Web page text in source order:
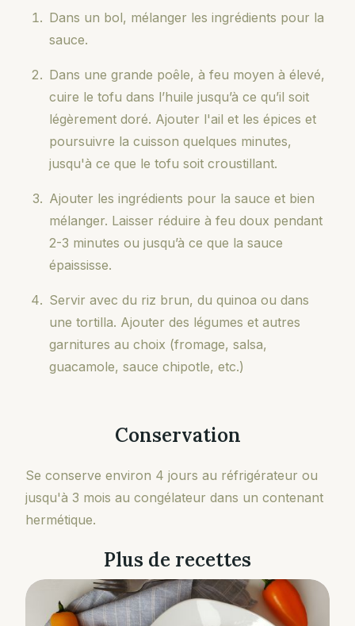
Dans un bol, mélanger les ingrédients pour la
sauce.
Dans une grande poêle, à feu moyen à élevé,
cuire le tofu dans l’huile jusqu’à ce qu’il soit
légèrement doré. Ajouter l'ail et les épices et
poursuivre la cuisson quelques minutes,
jusqu'à ce que le tofu soit croustillant.
Ajouter les ingrédients pour la sauce et bien
mélanger. Laisser réduire à feu doux pendant
2-3 minutes ou jusqu’à ce que la sauce
épaississe.
Servir avec du riz brun, du quinoa ou dans
une tortilla. Ajouter des légumes et autres
garnitures au choix (fromage, salsa,
guacamole, sauce chipotle, etc.)
Conservation
Se conserve environ 4 jours au réfrigérateur ou
jusqu'à 3 mois au congélateur dans un contenant
hermétique.
Plus de recettes